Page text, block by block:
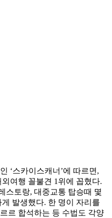
‘스카이스캐너’에 따르면,
여행 꼴불견 1위에 꼽혔다.
스토랑, 대중교통 탑승때 몇
발생했다. 한 명이 자리를
르 합석하는 등 수법도 각양